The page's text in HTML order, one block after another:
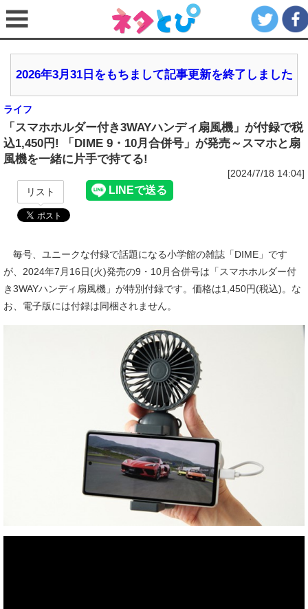
2026年3月31日をもちまして記事更新を終了しました
ライフ
「スマホホルダー付き3WAYハンディ扇風機」が付録で税
込1,450円! 「DIME 9・10月合併号」が発売～スマホと扇
風機を一緒に片手で持てる!
[2024/7/18 14:04]
リスト
毎号、ユニークな付録で話題になる小学館の雑誌「DIME」です
が、2024年7月16日(火)発売の9・10月合併号は「スマホホルダー付
き3WAYハンディ扇風機」が特別付録です。価格は1,450円(税込)。な
お、電子版には付録は同梱されません。